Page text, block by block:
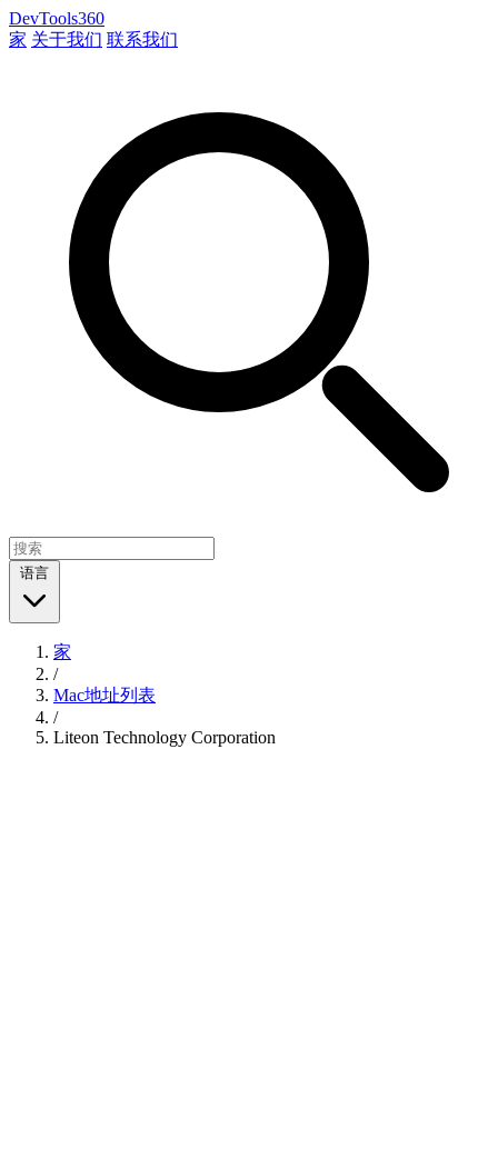
DevTools360
家 关于我们 联系我们
语言
家
/
Mac地址列表
/
Liteon Technology Corporation